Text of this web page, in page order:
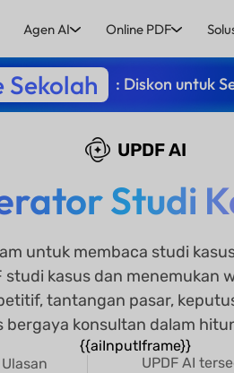
Agen AI Online PDF
Sekolah : Diskon untuk
UPDF AI
Studi
untuk membaca studi
studi kasus dan menemukan
tantangan pasar,
bergaya konsultan dalam
{{aiInputIframe}}
UPDF AI